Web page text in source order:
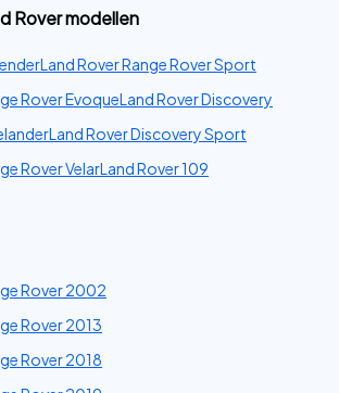
Rover modellen
Land Rover Range Rover Sport
Rover EvoqueLand Rover Discovery
Land Rover Discovery Sport
Rover VelarLand Rover 109
Rover 2002
Rover 2013
Rover 2018